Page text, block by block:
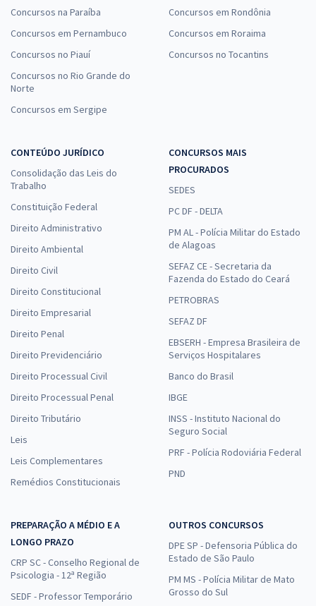
Concursos na Paraíba
Concursos em Pernambuco
Concursos no Piauí
Concursos no Rio Grande do
Norte
Concursos em Sergipe
Concursos em Rondônia
Concursos em Roraima
Concursos no Tocantins
CONTEÚDO JURÍDICO
Consolidação das Leis do
Trabalho
Constituição Federal
Direito Administrativo
Direito Ambiental
Direito Civil
Direito Constitucional
Direito Empresarial
Direito Penal
Direito Previdenciário
Direito Processual Civil
Direito Processual Penal
Direito Tributário
Leis
Leis Complementares
Remédios Constitucionais
CONCURSOS MAIS
PROCURADOS
SEDES
PC DF - DELTA
PM AL - Polícia Militar do Estado
de Alagoas
SEFAZ CE - Secretaria da
Fazenda do Estado do Ceará
PETROBRAS
SEFAZ DF
EBSERH - Empresa Brasileira de
Serviços Hospitalares
Banco do Brasil
IBGE
INSS - Instituto Nacional do
Seguro Social
PRF - Polícia Rodoviária Federal
PND
PREPARAÇÃO A MÉDIO E A
LONGO PRAZO
CRP SC - Conselho Regional de
Psicologia - 12ª Região
SEDF - Professor Temporário
OUTROS CONCURSOS
DPE SP - Defensoria Pública do
Estado de São Paulo
PM MS - Polícia Militar de Mato
Grosso do Sul